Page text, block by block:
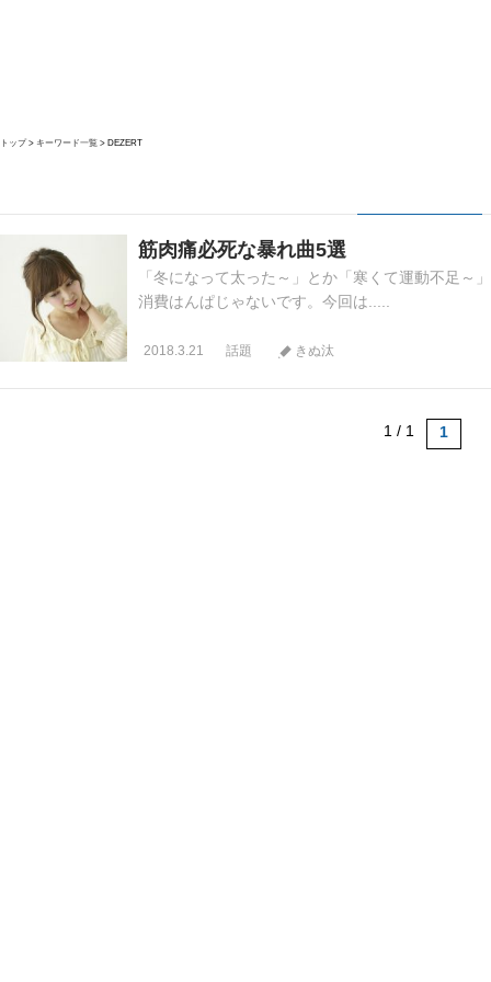
トップ キーワード一覧 DEZERT
筋肉痛必死な暴れ曲5選
「冬になって太った～」とか「寒くて運動不足～
消費はんぱじゃないです。今回は.....
2018.3.21 話題 きぬ汰
1 / 1 1